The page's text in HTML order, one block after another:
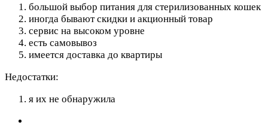
большой выбор питания для стерилизованных кошек
иногда бывают скидки и акционный товар
сервис на высоком уровне
есть самовывоз
имеется доставка до квартиры
Недостатки:
я их не обнаружила